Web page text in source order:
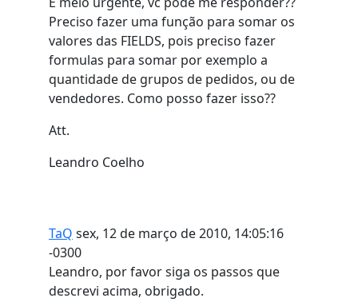
Preciso fazer uma função para somar os
valores das FIELDS, pois preciso fazer
formulas para somar por exemplo a
quantidade de grupos de pedidos, ou de
vendedores. Como posso fazer isso??
Att.
Leandro Coelho
TaQ sex, 12 de março de 2010, 14:05:16
-0300
Leandro, por favor siga os passos que
descrevi acima, obrigado.